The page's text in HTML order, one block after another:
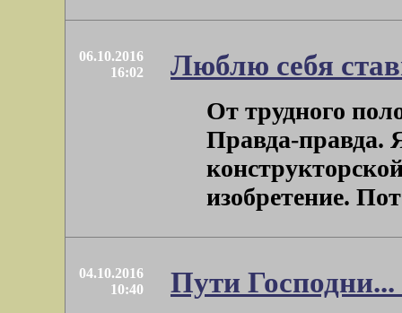
06.10.2016
16:02
Люблю себя
От трудного
Правда-правда.
изобретение.
04.10.2016
10:40
Пути